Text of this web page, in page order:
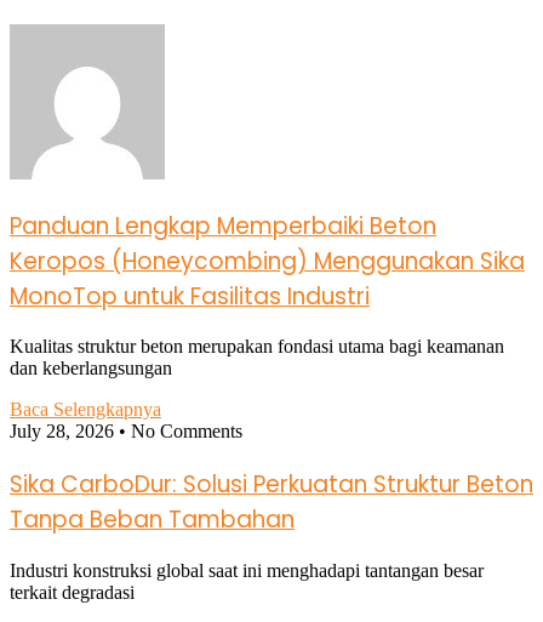
Panduan Lengkap Memperbaiki Beton
Keropos (Honeycombing) Menggunakan Sika
MonoTop untuk Fasilitas Industri
Kualitas struktur beton merupakan fondasi utama bagi keamanan
dan keberlangsungan
Baca Selengkapnya
July 28, 2026
No Comments
Sika CarboDur: Solusi Perkuatan Struktur Beton
Tanpa Beban Tambahan
Industri konstruksi global saat ini menghadapi tantangan besar
terkait degradasi